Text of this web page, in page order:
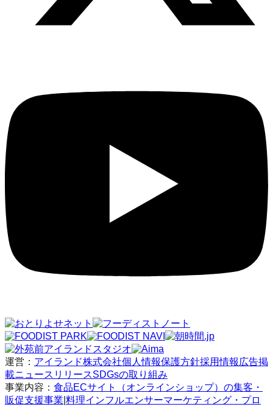
運営： アイランド株式会社個人情報保護方針採用情報 広告掲
載ニュースリリースSDGsの取り組み
事業内容： 食品ECサイト（オンラインショップ）の集客・
販促支援事業 料理インフルエンサーマーケティング・プロ